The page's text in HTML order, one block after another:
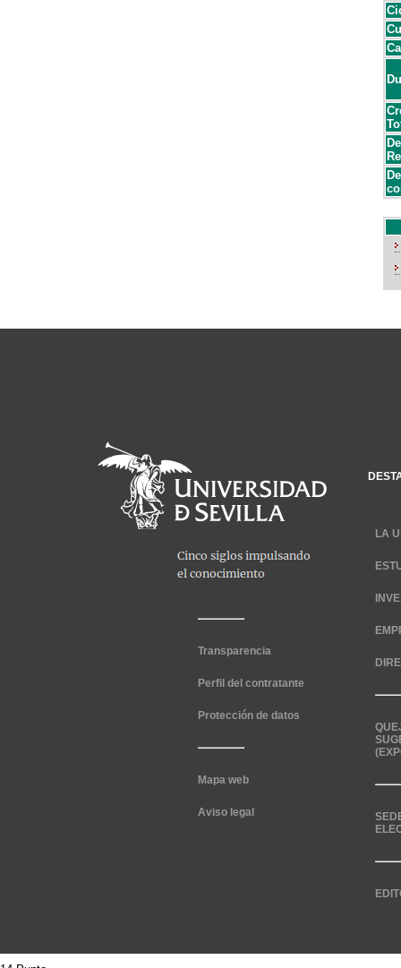
Transparencia
Perfil del contratante
Protección de datos
Mapa web
Aviso legal
LA